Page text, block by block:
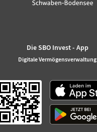
Die SBO Invest - App
Digitale Vermögensverwaltung